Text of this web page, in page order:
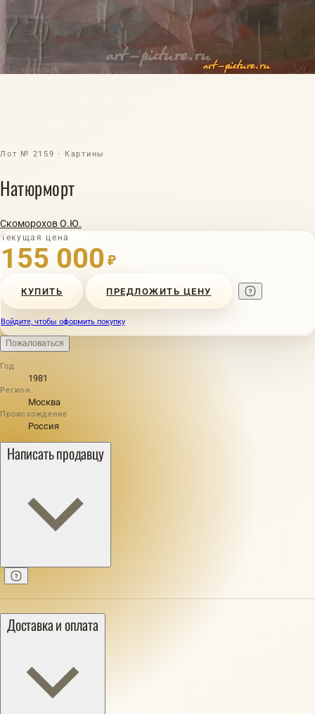
Лот № 2159 · Картины
Натюрморт
Скоморохов О.Ю.
Текущая цена
155 000 ₽
КУПИТЬ ПРЕДЛОЖИТЬ ЦЕНУ
Войдите, чтобы оформить покупку
Пожаловаться
Год
1981
Регион
Москва
Происхождение
Россия
Написать продавцу
Доставка и оплата